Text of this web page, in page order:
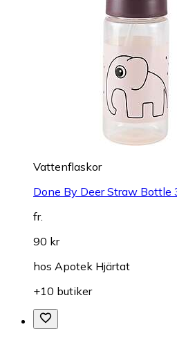
Vattenflaskor
Done By Deer Straw Bottle
fr.
90 kr
hos Apotek Hjärtat
+10 butiker